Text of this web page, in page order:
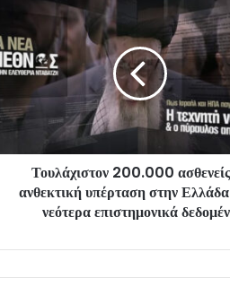
Τουλάχιστον 200.000
ανθεκτική υπέρταση στην
νεότερα επιστημονικά